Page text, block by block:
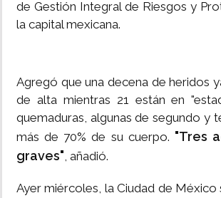
de Gestión Integral de Riesgos y
la capital mexicana.
Agregó que una decena de heridos
de alta mientras 21 están en
quemaduras, algunas de segundo y
más de 70% de su cuerpo. "Tres
graves", añadió.
Ayer miércoles, la Ciudad de México